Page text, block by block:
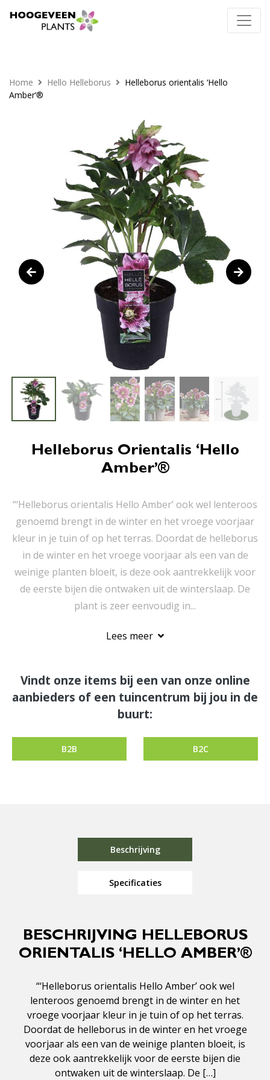
Home Hello Helleborus
Helleborus orientalis ‘Hello
Amber’®
Helleborus Orientalis ‘Hello
Amber’®
“‘Helleborus orientalis Hello Amber’ ook wel lenteroos
genoemd brengt in de winter en het vroege voorjaar
kleur in je tuin of op het terras. Doordat de helleborus
in de winter en het vroege voorjaar als een van de
weinige planten bloeit, is deze ook aantrekkelijk voor
de eerste bijen die ontwaken uit de winterslaap. De
plant is zeer eenvoudig in...
Lees meer
Vindt onze items bij een van onze online
aanbieders of een tuincentrum bij jou in de
buurt:
B2B B2C
Beschrijving
Specificaties
BESCHRIJVING HELLEBORUS
ORIENTALIS ‘HELLO AMBER’®
“‘Helleborus orientalis Hello Amber’ ook wel
lenteroos genoemd brengt in de winter en het
vroege voorjaar kleur in je tuin of op het terras.
Doordat de helleborus in de winter en het vroege
voorjaar als een van de weinige planten bloeit, is
deze ook aantrekkelijk voor de eerste bijen die
ontwaken uit de winterslaap. De […]